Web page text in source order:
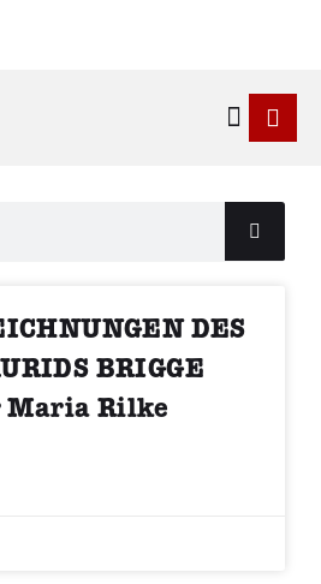
DES
BRIGGE
Maria Rilke